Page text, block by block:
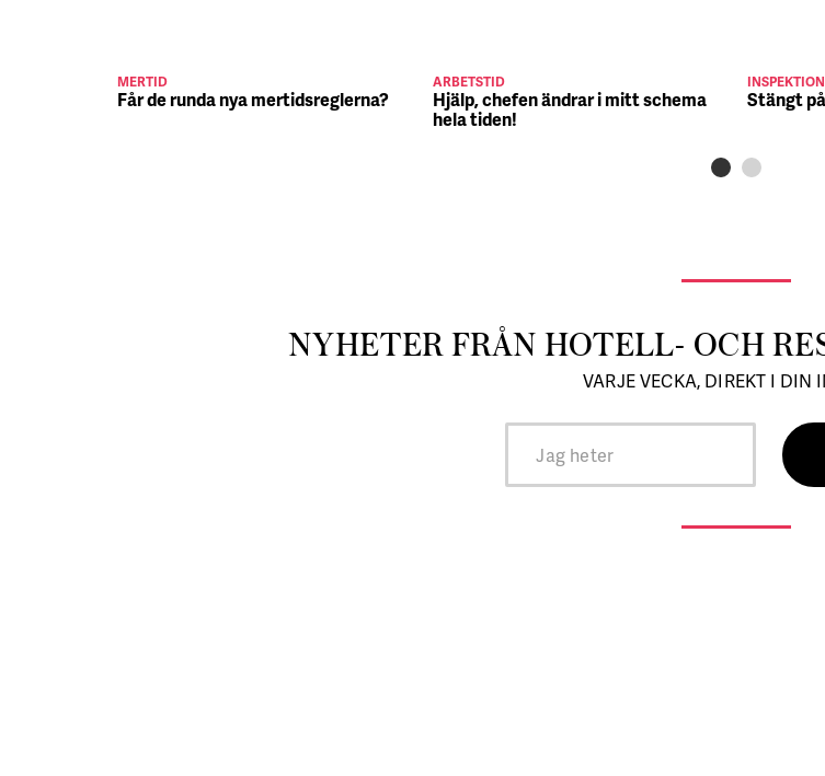
MERTID
Får de runda nya mertidsreglerna?
ARBETSTID
Hjälp, chefen ändrar i mitt schema
hela tiden!
INSPEKTION
Stängt
NYHETER FRÅN HOTELL- OCH
VARJE VECKA, DIREKT I DIN